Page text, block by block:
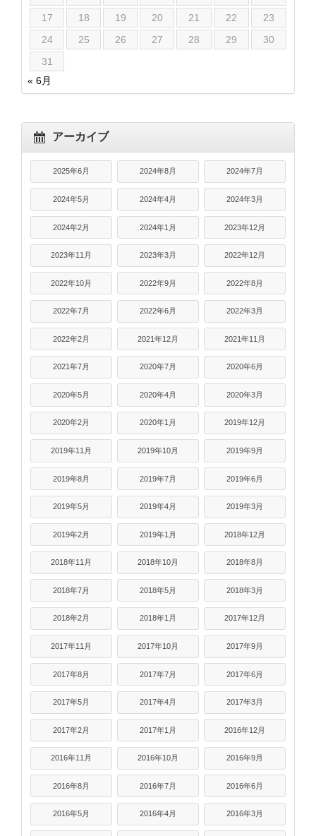
17
18 19 20 21 22
23
24
25 26 27 28 29
30
31
« 6月
アーカイブ
2025年6月 2024年8月 2024年7月
2024年5月 2024年4月 2024年3月
2024年2月 2024年1月 2023年12月
2023年11月 2023年3月 2022年12月
2022年10月 2022年9月 2022年8月
2022年7月 2022年6月 2022年3月
2022年2月 2021年12月 2021年11月
2021年7月 2020年7月 2020年6月
2020年5月 2020年4月 2020年3月
2020年2月 2020年1月 2019年12月
2019年11月 2019年10月 2019年9月
2019年8月 2019年7月 2019年6月
2019年5月 2019年4月 2019年3月
2019年2月 2019年1月 2018年12月
2018年11月 2018年10月 2018年8月
2018年7月 2018年5月 2018年3月
2018年2月 2018年1月 2017年12月
2017年11月 2017年10月 2017年9月
2017年8月 2017年7月 2017年6月
2017年5月 2017年4月 2017年3月
2017年2月 2017年1月 2016年12月
2016年11月 2016年10月 2016年9月
2016年8月 2016年7月 2016年6月
2016年5月 2016年4月 2016年3月